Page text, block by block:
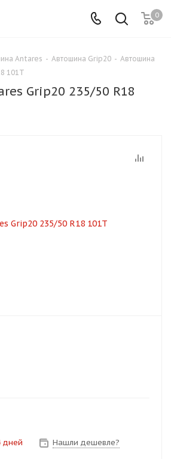
0
Antares - Автошина Grip20 - Автошина
101T
Grip20 235/50 R18
дней Нашли дешевле?
сегодня только
75
% будут